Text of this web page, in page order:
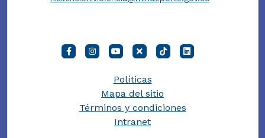
Políticas
Mapa del sitio
Términos y condiciones
Intranet